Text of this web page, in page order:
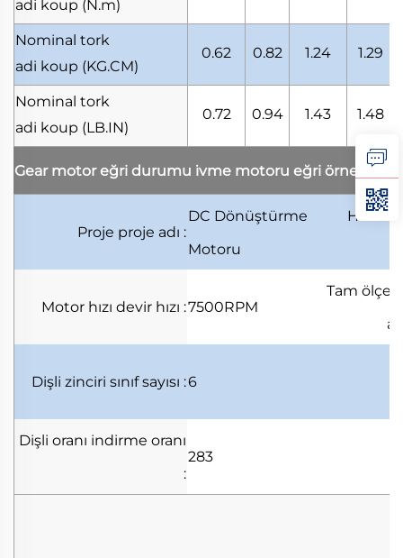
adi koup (N.m)
Nominal tork
adi koup (KG.CM)
0.62 0.82 1.24 1.29
Nominal tork
adi koup (LB.IN)
0.72 0.94 1.43 1.48
Gear motor eğri durumu i̇vme motoru eğri örneği
Proje proje adı :
DC Dönüştürme
Motoru
Hurma
Motor hızı devir hızı :7500RPM
Tam ölçek
Dişli zinciri sınıf sayısı :6
Dişli oranı indirme oranı
:
283